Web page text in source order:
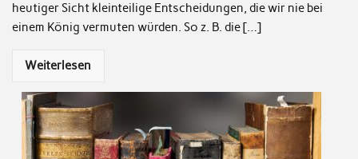
heutiger Sicht kleinteilige Entscheidungen, die wir nie bei
einem König vermuten würden. So z. B. die […]
Weiterlesen